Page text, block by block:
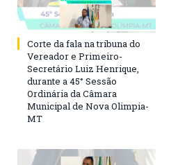
Corte da fala na tribuna do
Vereador e Primeiro-
Secretário Luiz Henrique,
durante a 45° Sessão
Ordinária da Câmara
Municipal de Nova Olimpia-
MT